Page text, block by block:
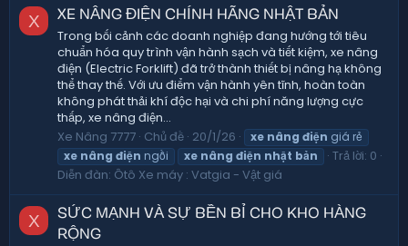
X XE NÂNG ĐIỆN CHÍNH HÃNG NHẬT BẢN
Trong bối cảnh các doanh nghiệp đang hướng tới tiêu
chuẩn hóa quy trình vận hành sạch và tiết kiệm, xe nâng
điện (Electric Forklift) đã trở thành thiết bị nâng hạ không
thể thay thế. Với ưu điểm vận hành yên tĩnh, hoàn toàn
không phát thải khí độc hại và chi phí năng lượng cực
thấp, xe nâng điện...
Xe Nâng 7777 Chủ đề 20/1/26 xe nâng điện giá rẻ
xe nâng điện ngồi xe nâng điện nhật bản
Trả lời: 0
Diễn đàn: Ôtô Xe máy : Vatgia - Vật giá
X
SỨC MẠNH VÀ SỰ BỀN BỈ CHO KHO HÀNG
RỘNG